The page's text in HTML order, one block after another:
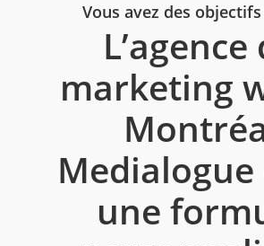
Vous avez des
L’agence
marketing
une